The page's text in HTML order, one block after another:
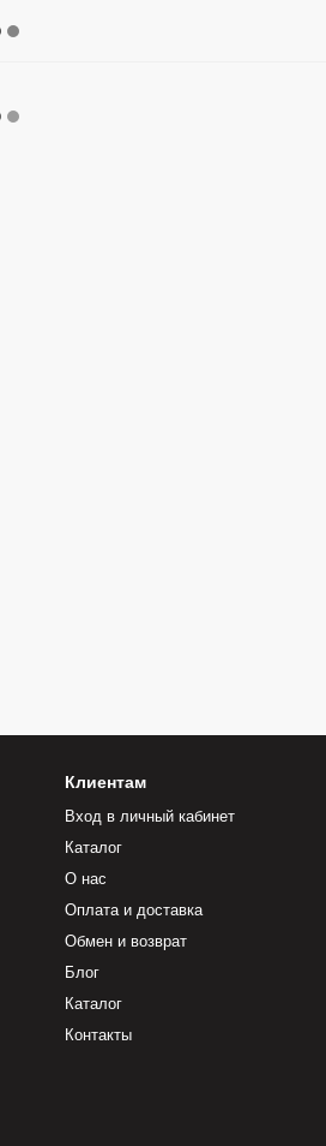
Клиентам
Вход в личный кабинет
Каталог
О нас
Оплата и доставка
Обмен и возврат
Блог
Каталог
Контакты